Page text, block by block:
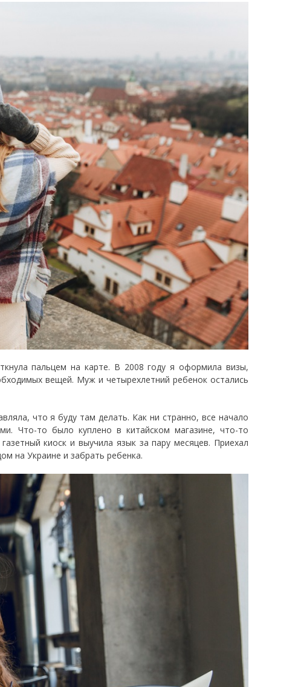
пальцем на карте. В 2008 году я оформила визы,
вещей. Муж и четырехлетний ребенок остались
что я буду там делать. Как ни странно, все начало
Что-то было куплено в китайском магазине, что-то
киоск и выучила язык за пару месяцев. Приехал
на Украине и забрать ребенка.